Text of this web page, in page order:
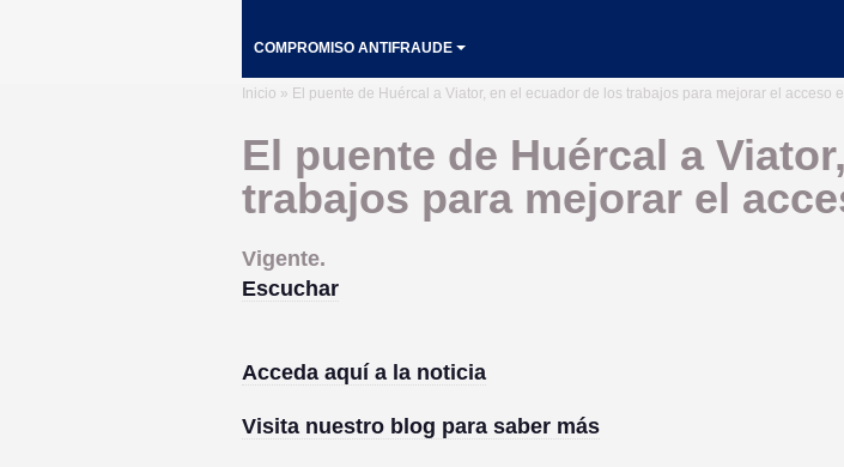
COMPROMISO ANTIFRAUDE
Inicio » El puente de Huércal a Viator, en el ecuador de los trabajos para mejorar el acceso
El puente de Huércal a
trabajos para mejorar el
Vigente.
Escuchar
Acceda aquí a la noticia
Visita nuestro blog para saber más